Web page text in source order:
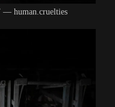
— human.cruelties